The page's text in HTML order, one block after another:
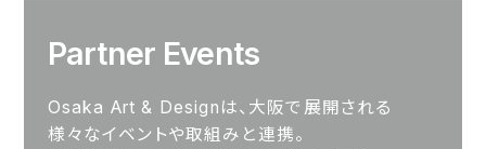
Partner Events
Osaka Art & Designは、大阪で展開される
様々なイベントや取組みと連携。